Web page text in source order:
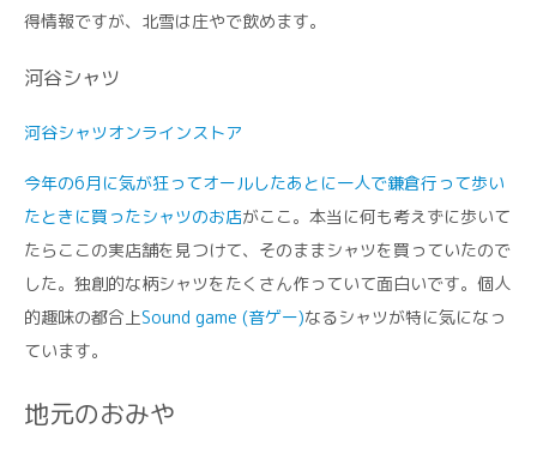
得情報ですが、北雪は庄やで飲めます。
河谷シャツ
河谷シャツオンラインストア
今年の6月に気が狂ってオールしたあとに一人で鎌倉行って歩い
たときに買ったシャツのお店がここ。本当に何も考えずに歩いて
たらここの実店舗を見つけて、そのままシャツを買っていたので
した。独創的な柄シャツをたくさん作っていて面白いです。個人
的趣味の都合上Sound game (音ゲー)なるシャツが特に気になっ
ています。
地元のおみや